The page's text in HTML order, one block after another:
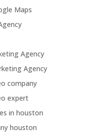
Maps
Agency
Agency
company
expert
in houston
houston